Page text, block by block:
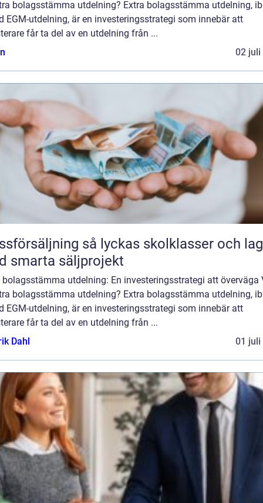
bolagsstämma utdelning? Extra bolagsstämma utdelning,
EGM-utdelning, är en investeringsstrategi som innebär att
får ta del av en utdelning från ...
02 juli
så lyckas skolklasser och lag
smarta säljprojekt
bolagsstämma utdelning: En investeringsstrategi att överväga
bolagsstämma utdelning? Extra bolagsstämma utdelning,
EGM-utdelning, är en investeringsstrategi som innebär att
får ta del av en utdelning från ...
Dahl
01 juli